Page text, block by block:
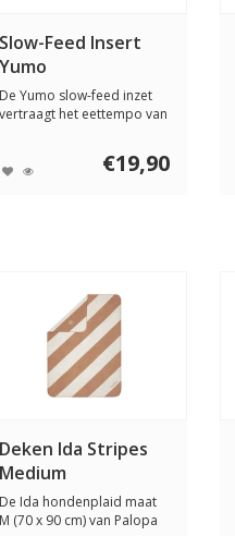
Slow-Feed Insert
Yumo
De Yumo slow-feed inzet
vertraagt het eettempo van
€19,90
Deken Ida Stripes
Medium
De Ida hondenplaid maat
M (70 x 90 cm) van Palopa